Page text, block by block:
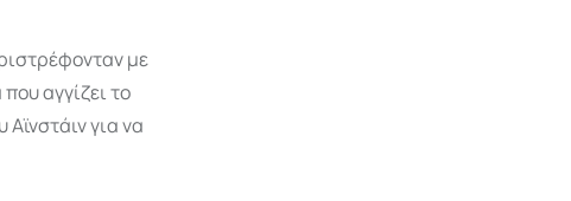
με
αγγίζει το
για να